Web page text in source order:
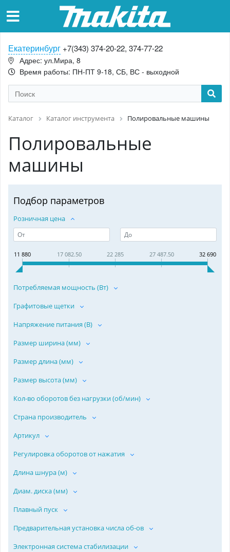
Екатеринбург +7(343) 374-20-22, 374-77-22
Адрес: ул.Мира, 8
Время работы: ПН-ПТ 9-18, СБ, ВС - выходной
Каталог Каталог инструмента Полировальные машины
Полировальные
машины
Подбор параметров
Розничная цена
11 880 17 082.50 22 285 27 487.50 32 690
Потребляемая мощность (Вт)
Графитовые щетки
Напряжение питания (В)
Размер ширина (мм)
Размер длина (мм)
Размер высота (мм)
Кол-во оборотов без нагрузки (об/мин)
Страна производитель
Артикул
Регулировка оборотов от нажатия
Длина шнура (м)
Диам. диска (мм)
Плавный пуск
Предварительная установка числа об-ов
Электронная система стабилизации